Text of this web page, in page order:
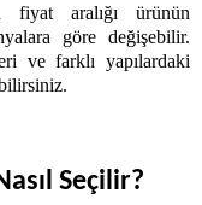
fiyat aralığı ürünün
göre değişebilir.
ve farklı yapılardaki
Seçilir?